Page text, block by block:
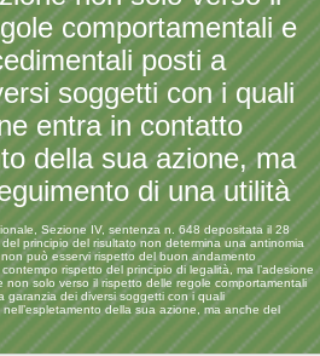
comportamentali e
posti a
soggetti con i quali
entra in contatto
della sua azione, ma
di una utilità
Sezione IV, sentenza n. 648 depositata il 28
principio del risultato non determina una antinomia
può esservi rispetto del buon andamento
rispetto del principio di legalità, ma l’adesione
non solo verso il rispetto delle regole comportamentali
garanzia dei diversi soggetti con i quali
nell’espletamento della sua azione, ma anche del